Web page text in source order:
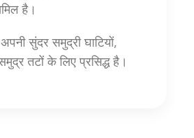
है।
सुंदर समुद्री घाटियों,
तटों के लिए प्रसिद्ध है।